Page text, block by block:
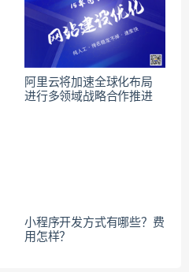
阿里云将加速全球化布局
进行多领域战略合作推进
小程序开发方式有哪些？费
用怎样？